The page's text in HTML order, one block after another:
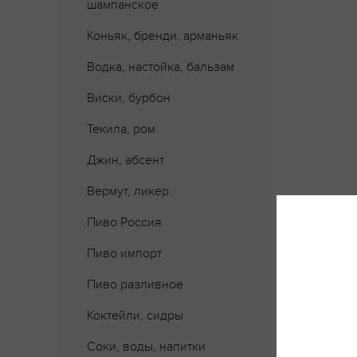
шампанское
Коньяк, бренди, арманьяк
Водка, настойка, бальзам
Виски, бурбон
Текила, ром
Джин, абсент
Вермут, ликер
Пиво Россия
Пиво импорт
Пиво разливное
Коктейли, сидры
Соки, воды, напитки